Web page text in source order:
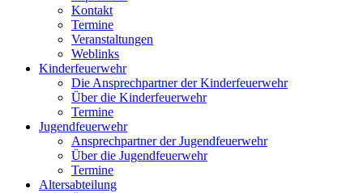
Kontakt
Termine
Veranstaltungen
Weblinks
Kinderfeuerwehr
Die Ansprechpartner der Kinderfeuerwehr
Über die Kinderfeuerwehr
Termine
Jugendfeuerwehr
Ansprechpartner der Jugendfeuerwehr
Über die Jugendfeuerwehr
Termine
Altersabteilung